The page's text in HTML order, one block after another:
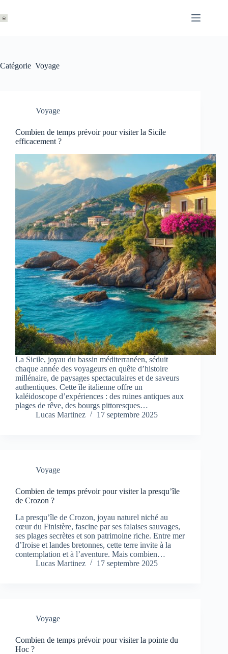
au
contenu
Catégorie Voyage
Voyage
Combien de temps prévoir pour visiter la Sicile
efficacement ?
La Sicile, joyau du bassin méditerranéen, séduit
chaque année des voyageurs en quête d’histoire
millénaire, de paysages spectaculaires et de saveurs
authentiques. Cette île italienne offre un
kaléidoscope d’expériences : des ruines antiques aux
plages de rêve, des bourgs pittoresques…
Lucas Martinez
17 septembre 2025
Voyage
Combien de temps prévoir pour visiter la presqu’île
de Crozon ?
La presqu’île de Crozon, joyau naturel niché au
cœur du Finistère, fascine par ses falaises sauvages,
ses plages secrètes et son patrimoine riche. Entre mer
d’Iroise et landes bretonnes, cette terre invite à la
contemplation et à l’aventure. Mais combien…
Lucas Martinez
17 septembre 2025
Voyage
Combien de temps prévoir pour visiter la pointe du
Hoc ?